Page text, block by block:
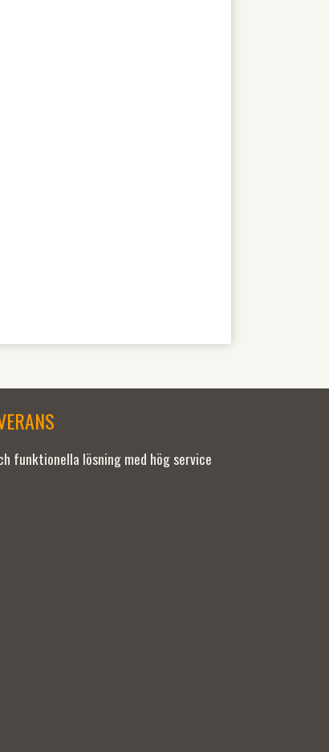
funktionella lösning med hög service